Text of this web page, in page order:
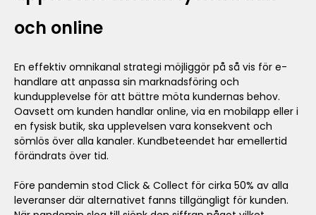
och online
En effektiv omnikanal strategi möjliggör på så vis för e-
handlare att anpassa sin marknadsföring och
kundupplevelse för att bättre möta kundernas behov.
Oavsett om kunden handlar online, via en mobilapp eller i
en fysisk butik, ska upplevelsen vara konsekvent och
sömlös över alla kanaler. Kundbeteendet har emellertid
förändrats över tid.
Före pandemin stod Click & Collect för cirka 50% av alla
leveranser där alternativet fanns tillgängligt för kunden.